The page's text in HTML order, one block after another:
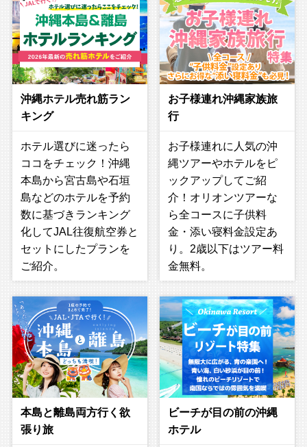
沖縄ホテル売れ筋ラン
キング
ホテル選びに迷ったら
ココをチェック！沖縄
本島から宮古島や石垣
島などのホテルを予約
数に基づきランキング
化してJAL往復航空券と
セットにしたプランを
ご紹介。
お子様連れ沖縄家族旅
行
お子様連れに人気の沖
縄ツアーやホテルをピ
ックアップしてご紹
介！オリオンツアーな
ら全コースに子供料
金・添い寝料金設定あ
り。2歳以下はツアー料
金無料。
本島と離島両方行く欲
張り旅
ビーチが目の前の沖縄
ホテル